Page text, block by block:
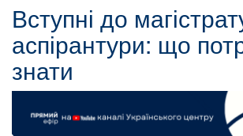
Вступні до
аспірантури: що
знати